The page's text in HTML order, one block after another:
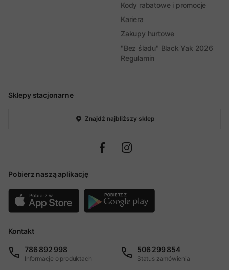
Sklepy stacjonarne
Znajdź najbliższy sklep
Pobierz naszą aplikację
Kody rabatowe i promocje
Kariera
Zakupy hurtowe
"Bez śladu" Black Yak 2026
Regulamin
Kontakt
786 892 998
Informacje o produktach
506 299 854
Status zamówienia